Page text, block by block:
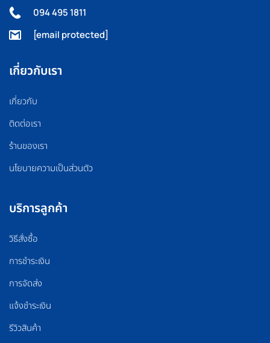
094 495 1811
[email protected]
เกี่ยวกับเรา
เกี่ยวกับ
ติดต่อเรา
ร้านของเรา
นโยบายความเป็นส่วนตัว
บริการลูกค้า
วิธีสั่งซื้อ
การชำระเงิน
การจัดส่ง
แจ้งชำระเงิน
รีวิวสินค้า